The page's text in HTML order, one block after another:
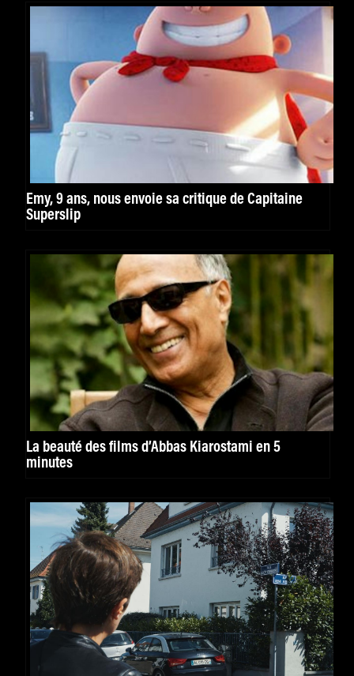
Emy, 9 ans, nous envoie sa critique de Capitaine
Superslip
La beauté des films d’Abbas Kiarostami en 5
minutes